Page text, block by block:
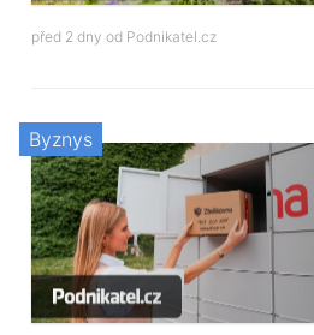
před 2 dny od Podnikatel.cz
Byznys